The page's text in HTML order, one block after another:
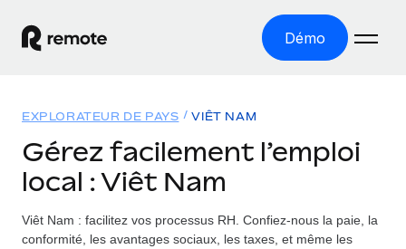
Démo
EMPLOI À L’INTERNATIONAL
Paie multipays
Gérez la paie facilement et en toute conformité
Solutions
COUVERTURE MONDIALE
Ressources
EXPLORATEUR DE PAYS VIÊT NAM
Gérez facilement l’emploi
local : Viêt Nam
Viêt Nam : facilitez vos processus RH. Confiez-nous la paie, la
conformité, les avantages sociaux, les taxes, et même les